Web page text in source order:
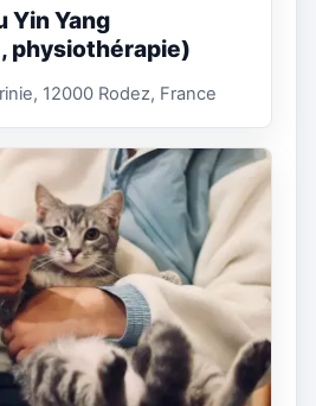
Yin Yang
physiothérapie)
12000 Rodez, France